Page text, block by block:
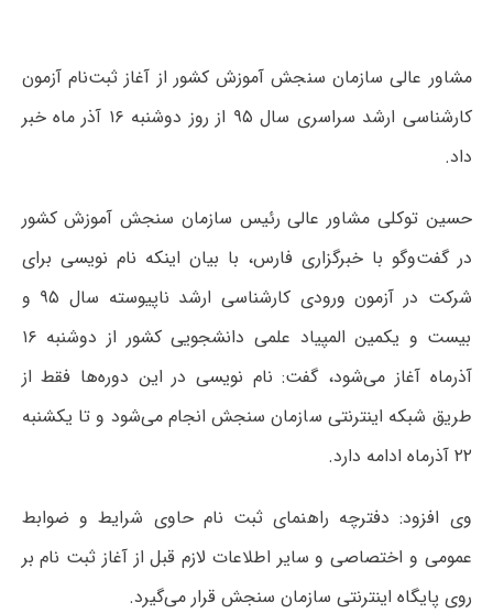
مشاور عالی سازمان سنجش آموزش کشور از آغاز ثبت‌نام آزمون
کارشناسی ارشد سراسری سال ۹۵ از روز دوشنبه ۱۶ آذر ماه خبر
داد.
حسین توکلی مشاور عالی رئیس سازمان سنجش آموزش کشور
در گفت‌وگو با خبرگزاری فارس، با بیان اینکه نام نویسی برای
شرکت در آزمون ورودی کارشناسی ارشد ناپیوسته سال ۹۵ و
بیست و یکمین المپیاد علمی دانشجویی کشور از دوشنبه ۱۶
آذرماه آغاز می‌شود، گفت: نام نویسی در این دوره‌ها فقط از
طریق شبکه اینترنتی سازمان سنجش انجام می‌شود و تا یکشنبه
۲۲ آذرماه ادامه دارد.
وی افزود: دفترچه راهنمای ثبت نام حاوی شرایط و ضوابط
عمومی و اختصاصی و سایر اطلاعات لازم قبل از آغاز ثبت نام بر
روی پایگاه اینترنتی سازمان سنجش قرار می‌گیرد.